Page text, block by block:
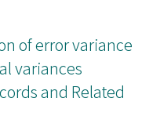
of error variance
variances
and Related